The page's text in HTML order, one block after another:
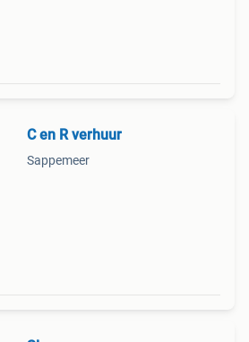
C en R verhuur
Sappemeer